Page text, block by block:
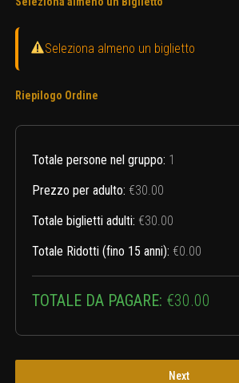
Seleziona almeno un biglietto
Riepilogo Ordine
Totale persone nel gruppo: 1
Prezzo per adulto: €30.00
Totale biglietti adulti: €30.00
Totale Ridotti (fino 15 anni): €0.00
TOTALE DA PAGARE: €30.00
Next